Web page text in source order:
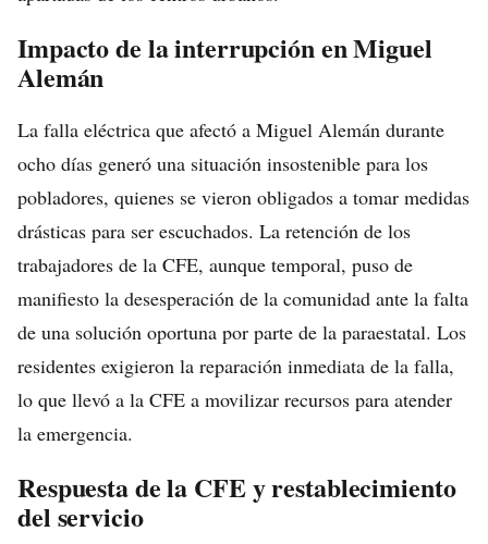
Impacto de la interrupción en Miguel
Alemán
La falla eléctrica que afectó a Miguel Alemán durante
ocho días generó una situación insostenible para los
pobladores, quienes se vieron obligados a tomar medidas
drásticas para ser escuchados. La retención de los
trabajadores de la CFE, aunque temporal, puso de
manifiesto la desesperación de la comunidad ante la falta
de una solución oportuna por parte de la paraestatal. Los
residentes exigieron la reparación inmediata de la falla,
lo que llevó a la CFE a movilizar recursos para atender
la emergencia.
Respuesta de la CFE y restablecimiento
del servicio